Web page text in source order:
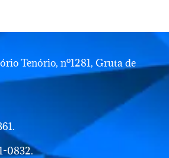
Tenório, nº1281, Gruta de
0832.